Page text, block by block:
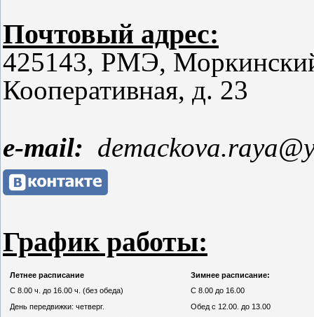
Почтовый адрес:
425143, РМЭ,
Кооперативная, д. 23
e-mail:
График работы:
Летнее расписание
С 8.00 ч. до 16.00 ч. (без обеда)
День передвижки: четверг.
Зимнее расписание:
С 8.00 до 16.00
Обед с 12.00. до 13.00